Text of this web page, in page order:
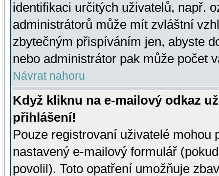
identifikaci určitých uživatelů, např.
administrátorů může mít zvláštní
zbytečným přispíváním jen, abyste
nebo administrátor pak může počet
Návrat nahoru
Když kliknu na e-mailový odkaz
přihlášení!
Pouze registrovaní uživatelé mohou
nastavený e-mailový formulář
povolil). Toto opatření umožňuje